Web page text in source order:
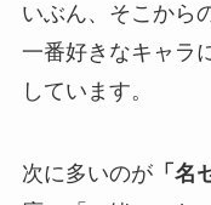
いぶん、そこから
一番好きなキャラ
しています。
次に多いのが「名